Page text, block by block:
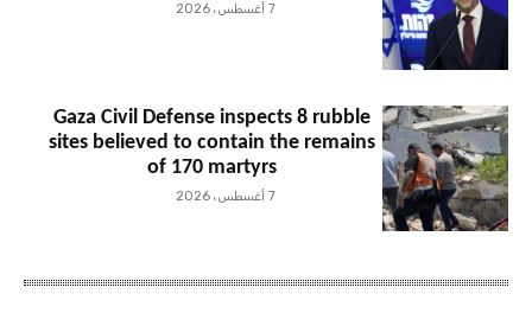
7 أغسطس، 2026
Gaza Civil Defense inspects 8 rubble
sites believed to contain the remains
of 170 martyrs
7 أغسطس، 2026